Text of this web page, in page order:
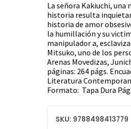
La señora Kakiuchi, una
historia resulta
historia de amor
la humillación y su
manipulador a,
Mitsuko, uno de los
Arenas Movedizas,
páginas: 264 págs.
Literatura
Formato: Tapa Dura
SKU: 9788498413779